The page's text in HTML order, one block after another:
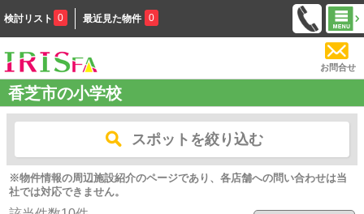
検討リスト 0 最近見た物件 0
お問合せ
香芝市の小学校
スポットを絞り込む
※物件情報の周辺施設紹介のページであり、各店舗への問い合わせは当
社では対応できません。